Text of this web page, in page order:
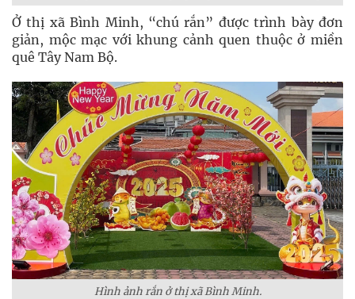
Ở thị xã Bình Minh, “chú rắn” được trình bày đơn
giản, mộc mạc với khung cảnh quen thuộc ở miền
quê Tây Nam Bộ.
Hình ảnh rắn ở thị xã Bình Minh.